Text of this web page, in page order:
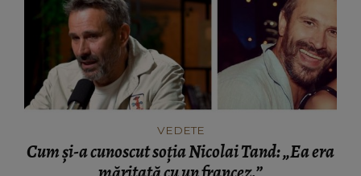
VEDETE
Cum și-a cunoscut soția Nicolai Tand: „Ea era